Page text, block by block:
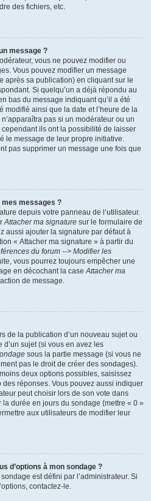
des fichiers, etc.
message ?
vous ne pouvez modifier ou
Vous pouvez modifier un message
après sa publication) en cliquant sur le
Si quelqu’un a déjà répondu au
bas du message indiquant qu’il a été
modifié ainsi que la date et l’heure de la
pas si un modérateur ou un
ils ont la possibilité de laisser
le message de leur propre initiative.
pas supprimer un message une fois que
messages ?
depuis votre panneau de l’utilisateur.
Attacher ma signature sur le formulaire de
aussi ajouter la signature par défaut à
« Attacher ma signature » à partir du
du forum --> Modifier les
vous pourrez toujours empêcher une
en décochant la caseAttacher ma
de message.
de la publication d’un nouveau sujet ou
sujet (si vous en avez les
sous la partie message (si vous ne
pas le droit de créer des sondages).
deux options possibles, saisissez
réponses. Vous pouvez aussi indiquer
peut choisir lors de son vote dans
la durée en jours du sondage (mettre « 0 »
aux utilisateurs de modifier leur
d’options à mon sondage ?
est défini par l’administrateur. Si
contactez-le.